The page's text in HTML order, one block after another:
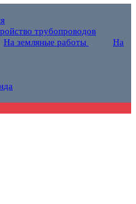
трубопроводов
На земляные работы
На